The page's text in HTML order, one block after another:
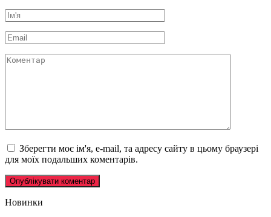
Ім'я
*
Email
*
Коментар
Зберегти моє ім'я, e-mail, та адресу сайту в цьому браузері
для моїх подальших коментарів.
Новинки